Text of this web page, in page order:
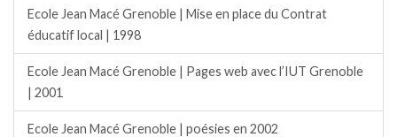
Ecole Jean Macé Grenoble | Mise en place du Contrat
éducatif local | 1998
Ecole Jean Macé Grenoble | Pages web avec l’IUT Grenoble
| 2001
Ecole Jean Macé Grenoble | poésies en 2002